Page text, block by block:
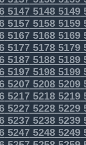
514751485149
515751585159
516751685169
517751785179
518751885189
519751985199
520752085209
521752185219
522752285229
523752385239
524752485249